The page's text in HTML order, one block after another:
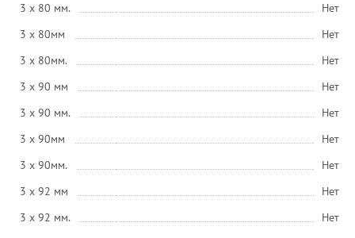
3 x 80 мм.
Нет
3 x 80мм
Нет
3 x 80мм.
Нет
3 x 90 мм
Нет
3 x 90 мм.
Нет
3 x 90мм
Нет
3 x 90мм.
Нет
3 x 92 мм
Нет
3 x 92 мм.
Нет